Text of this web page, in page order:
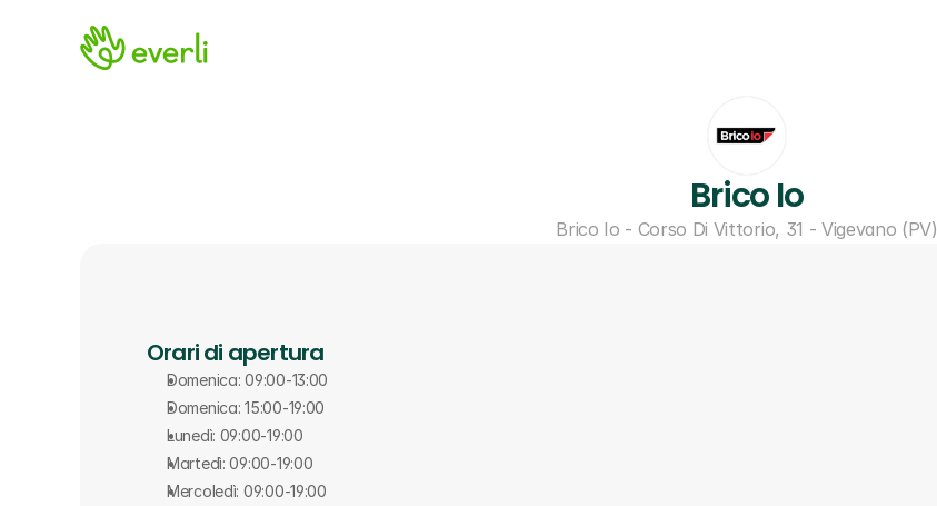
Brico Io
Brico Io - Corso Di Vittorio, 31 - Vigevano (PV)
Orari di apertura
Domenica: 09:00-13:00
Domenica: 15:00-19:00
Lunedì: 09:00-19:00
Martedì: 09:00-19:00
Mercoledì: 09:00-19:00